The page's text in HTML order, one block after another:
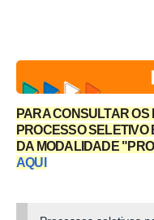
PARA CONSULTAR
PROCESSO
DA MODALIDADE
AQUI